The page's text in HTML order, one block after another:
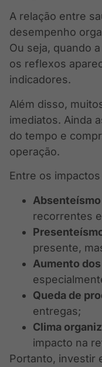
A relação entre
desempenho
Ou seja, quando
os reflexos
indicadores.
Além disso,
imediatos. Ainda
do tempo e
operação.
Entre os
recorrentes
presente,
Aumento
Queda de
entregas;
Clima
impacto na
Portanto, investir